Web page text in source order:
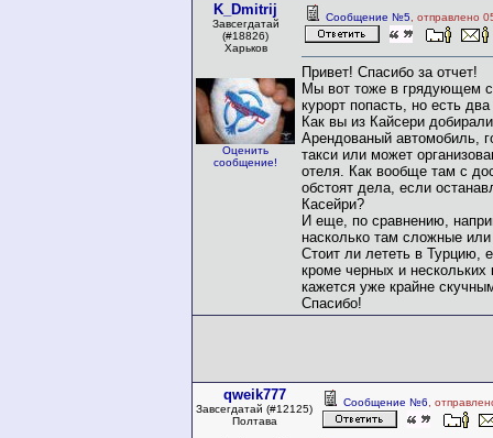
K_Dmitrij
Завсегдатай
(#18826)
Харьков
Оценить
сообщение!
Сообщение №5 , отправлено
Привет! Спасибо за отчет!
Мы вот тоже в грядующем
курорт попасть, но есть
Как вы из Кайсери
Арендованый автомобиль,
такси или может
отеля. Как вообще там с
обстоят дела, если
Касейри?
И еще, по сравнению,
насколько там сложные
Стоит ли лететь в Турцию,
кроме черных и нескольких
кажется уже крайне
Спасибо!
qweik777
Завсегдатай (#12125)
Полтава
Сообщение №6 ,